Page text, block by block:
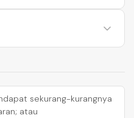
sekurang-kurangnya
atau